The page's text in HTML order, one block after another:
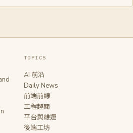
TOPICS
AI 前沿
Daily News
前端前線
工程趣聞
平台與維運
後端工坊